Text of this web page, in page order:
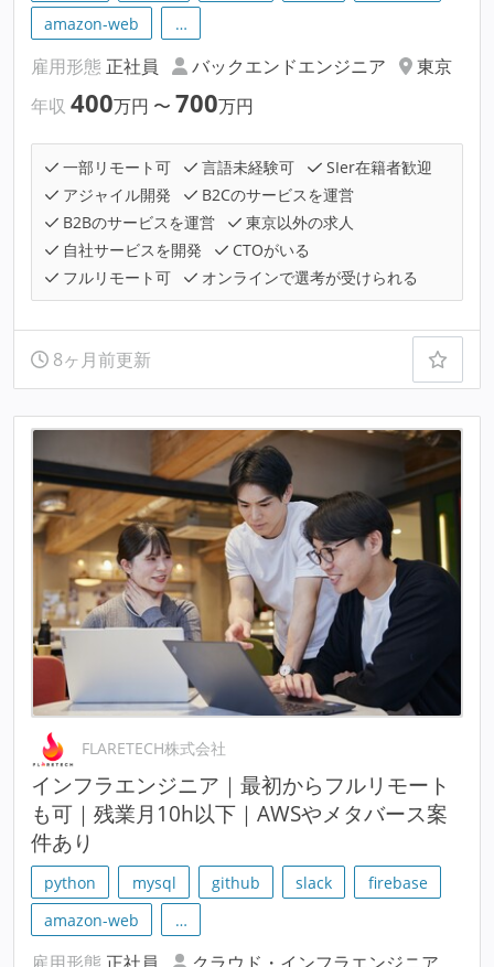
amazon-web …
雇用形態 正社員 バックエンドエンジニア
東京
年収 400万円 〜 700万円
一部リモート可 言語未経験可
SIer在籍者歓迎
アジャイル開発
B2Cのサービスを運営
B2Bのサービスを運営
東京以外の求人
自社サービスを開発
CTOがいる
フルリモート可
オンラインで選考が受けられる
8ヶ月前更新
FLARETECH株式会社
インフラエンジニア｜最初からフルリモート
も可｜残業月10h以下｜AWSやメタバース案
件あり
python mysql github slack
firebase
amazon-web
…